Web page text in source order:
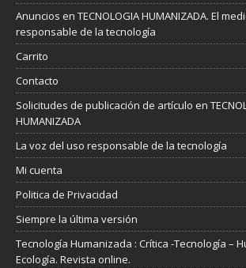
Anuncios en TECNOLOGIA HUMANIZADA. El
responsable de la tecnología
Carrito
Contacto
Solicitudes de publicación de artículo en
HUMANIZADA
La voz del uso responsable de la tecnología
Mi cuenta
Politica de Privacidad
Siempre la última versión
Tecnología Humanizada : Crítica -Tecnología –
Ecología. Revista online.